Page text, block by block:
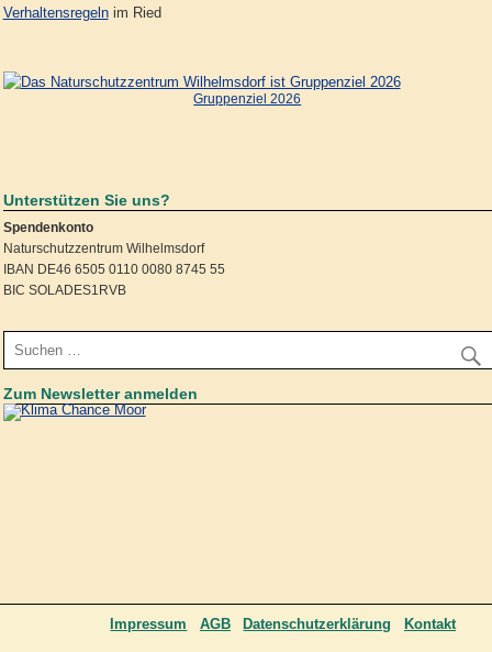
Verhaltensregelnim Ried
Gruppenziel 2026
Unterstützen Sie uns?
Spendenkonto
Naturschutzzentrum Wilhelmsdorf
IBAN DE46 6505 0110 0080 8745 55
BIC SOLADES1RVB
Zum Newsletter anmelden
Kontakt
Datenschutzerklärung
AGB
Impressum